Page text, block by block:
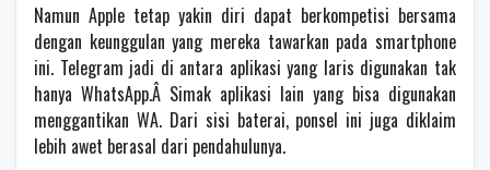
Namun Apple tetap yakin diri dapat berkompetisi bersama
dengan keunggulan yang mereka tawarkan pada smartphone
ini. Telegram jadi di antara aplikasi yang laris digunakan tak
hanya WhatsApp.Â Simak aplikasi lain yang bisa digunakan
menggantikan WA. Dari sisi baterai, ponsel ini juga diklaim
lebih awet berasal dari pendahulunya.